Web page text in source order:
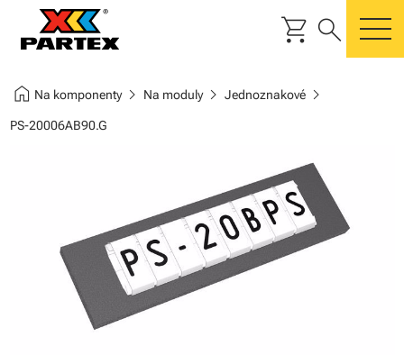
shopping_cart search
home Na komponentychevron_right Na modulychevron_right Jednoznakovéchevron_right
PS-20006AB90.G